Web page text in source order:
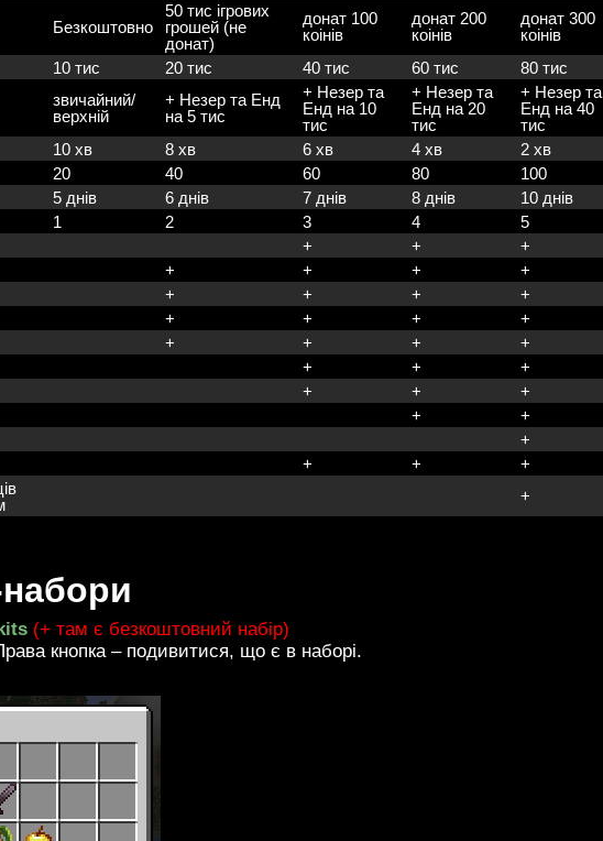
Безкоштовно
50 тис ігрових
грошей (не
донат)
донат 100
коінів
донат 200
коінів
донат 300
коінів
10 тис 20 тис 40 тис 60 тис 80 тис
звичайний/
верхній
+ Незер та Енд
на 5 тис
+ Незер та
Енд на 10
тис
+ Незер та
Енд на 20
тис
+ Незер та
Енд на 40
тис
10 хв 8 хв 6 хв 4 хв
2 хв
20 40 60 80
100
5 днів 6 днів 7 днів 8 днів
10 днів
1 2 3 4
5
+ +
+
+ + +
+
+ + +
+
+ + +
+
+ + +
+
+ +
+
+ +
+
+
+
+
+ +
+
+
набори
(+ там є безкоштовний набір)
кнопка – подивитися, що є в наборі.